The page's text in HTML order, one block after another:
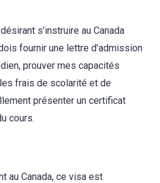
s’instruire au Canada
fournir une lettre d’admission
prouver mes capacités
frais de scolarité et de
présenter un certificat
cours.
au Canada, ce visa est